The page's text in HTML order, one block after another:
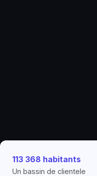
113 368 habitants
Un bassin de clientele